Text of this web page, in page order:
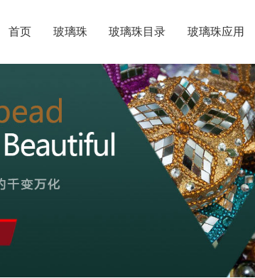
首页 玻璃珠 玻璃珠目录 玻璃珠应用